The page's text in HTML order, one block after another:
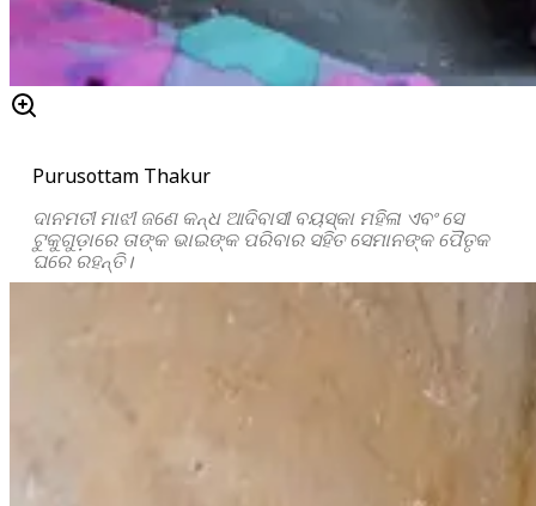
Purusottam Thakur
ଦାନମତୀ ମାଝୀ ଜଣେ କନ୍ଧ ଆଦିବାସୀ ବୟସ୍କା ମହିଳା ଏବଂ ସେ
ଟୁକୁଗୁଡ଼ାରେ ତାଙ୍କ ଭାଇଙ୍କ ପରିବାର ସହିତ ସେମାନଙ୍କ ପୈତୃକ
ଘରେ ରହନ୍ତି।